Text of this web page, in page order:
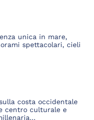
unica in mare,
spettacolari, cieli
costa occidentale
centro culturale e